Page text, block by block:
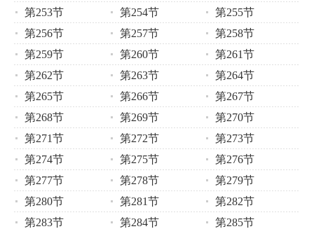
第253节
第254节
第255节
第256节
第257节
第258节
第259节
第260节
第261节
第262节
第263节
第264节
第265节
第266节
第267节
第268节
第269节
第270节
第271节
第272节
第273节
第274节
第275节
第276节
第277节
第278节
第279节
第280节
第281节
第282节
第283节
第284节
第285节